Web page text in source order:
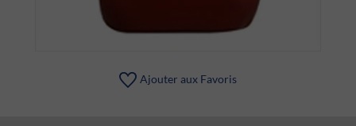
Ajouter aux Favoris